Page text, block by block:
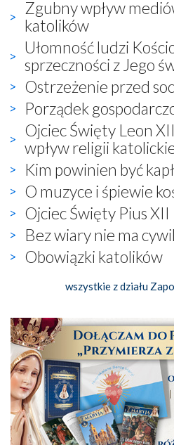
Zgubny wpływ
katolików
Ułomność ludzi
sprzeczności z Jego
Ostrzeżenie przed
Porządek
Ojciec Święty Leon
wpływ religii
Kim powinien być
O muzyce i śpiewie
Ojciec Święty Pius XII
Bez wiary nie ma
Obowiązki katolików
wszystkie z działu